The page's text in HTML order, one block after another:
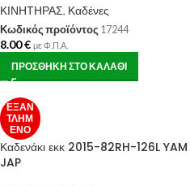
ΚΙΝΗΤΗΡΑΣ, Καδένες
Κωδικός προϊόντος 17244
8.00€ με Φ.Π.Α.
ΠΡΟΣΘΉΚΗ ΣΤΟ ΚΑΛΆΘΙ
ΕΞΑΝ
ΤΛΗΜ
ΈΝΟ
Καδενάκι εκκ 2015-82RH-126L
JAP